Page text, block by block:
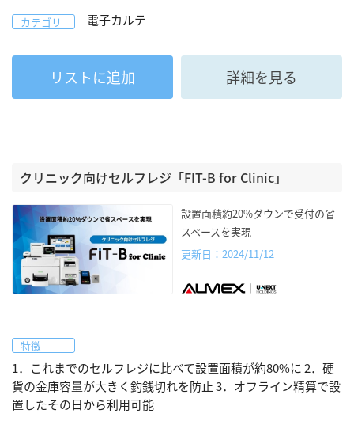
カテゴリ 電子カルテ
リストに追加 詳細を見る
クリニック向けセルフレジ「FIT-B for Clinic」
設置面積約20%ダウンで受付の省
スペースを実現
更新日：2024/11/12
特徴
1．これまでのセルフレジに比べて設置面積が約80%に 2．硬
貨の金庫容量が大きく釣銭切れを防止 3．オフライン精算で設
置したその日から利用可能